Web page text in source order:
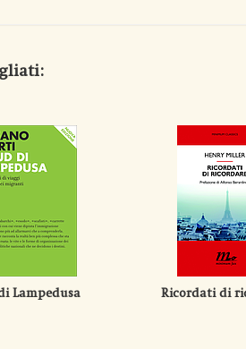
Lampedusa Ricordati di